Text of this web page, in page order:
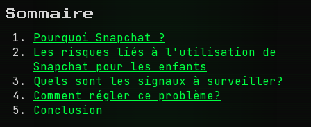
Sommaire
Pourquoi Snapchat ?
Les risques liés à l'utilisation de
Snapchat pour les enfants
Quels sont les signaux à surveiller?
Comment régler ce problème?
Conclusion